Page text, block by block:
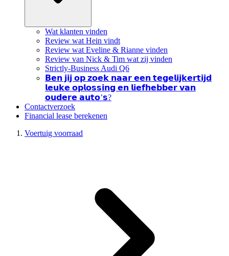
Wat klanten vinden
Review wat Hein vindt
Review wat Eveline & Rianne vinden
Review van Nick & Tim wat zij vinden
Strictly-Business Audi Q6
𝗕𝗲𝗻 𝗷𝗶𝗷 𝗼𝗽 𝘇𝗼𝗲𝗸 𝗻𝗮𝗮𝗿 𝗲𝗲𝗻 𝘁𝗲𝗴𝗲𝗹𝗶𝗷𝗸𝗲𝗿𝘁𝗶𝗷𝗱
𝗹𝗲𝘂𝗸𝗲 𝗼𝗽𝗹𝗼𝘀𝘀𝗶𝗻𝗴 𝗲𝗻 𝗹𝗶𝗲𝗳𝗵𝗲𝗯𝗯𝗲𝗿 𝘃𝗮𝗻
𝗼𝘂𝗱𝗲𝗿𝗲 𝗮𝘂𝘁𝗼’𝘀?
Contactverzoek
Financial lease berekenen
Voertuig voorraad